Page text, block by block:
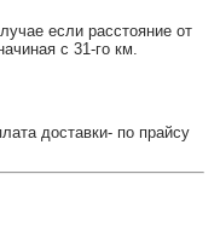
если расстояние от
с 31-го км.
доставки- по прайсу